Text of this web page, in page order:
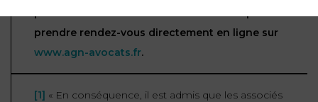
prendre rendez-vous directement en ligne sur
www.agn-avocats.fr.
[1] « En conséquence, il est admis que les associés